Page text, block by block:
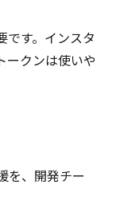
です。インスタ
ークンは使いや
を、開発チー